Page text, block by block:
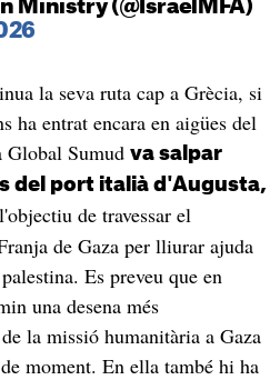
Ministry (@IsraelMFA)
la seva ruta cap a Grècia, si
ha entrat encara en aigües del
Global Sumud va salpar
del port italià d'Augusta,
de travessar el
de Gaza per lliurar ajuda
Es preveu que en
una desena més
la missió humanitària a Gaza
moment. En ella també hi ha